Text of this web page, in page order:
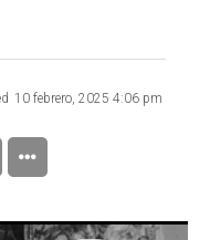
10 febrero, 2025 4:06 pm